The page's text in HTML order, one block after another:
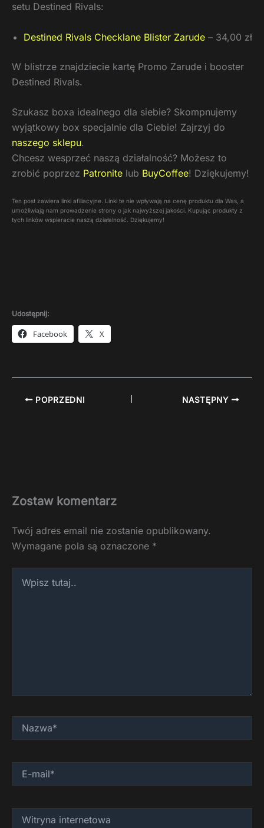
setu Destined Rivals:
Destined Rivals Checklane Blister Zarude – 34,00 zł
W blistrze znajdziecie kartę Promo Zarude i booster
Destined Rivals.
Szukasz boxa idealnego dla siebie? Skompnujemy
wyjątkowy box specjalnie dla Ciebie! Zajrzyj do
naszego sklepu.
Chcesz wesprzeć naszą działalność? Możesz to
zrobić poprzez Patronite lub BuyCoffee! Dziękujemy!
Ten post zawiera linki afiliacyjne. Linki te nie wpływają na cenę produktu dla Was, a
umożliwiają nam prowadzenie strony o jak najwyższej jakości. Kupując produkty z
tych linków wspieracie naszą działalność. Dziękujemy!
Udostępnij:
Facebook X
POPRZEDNI NASTĘPNY
Zostaw komentarz
Twój adres email nie zostanie opublikowany.
Wymagane pola są oznaczone *
tutaj..
mail*
internetowa